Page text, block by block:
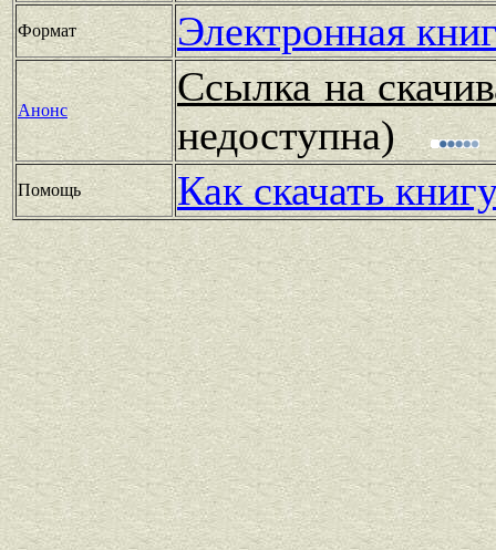
Формат Электронная
Анонс
Ссылка на
недоступна)
Помощь Как скачать